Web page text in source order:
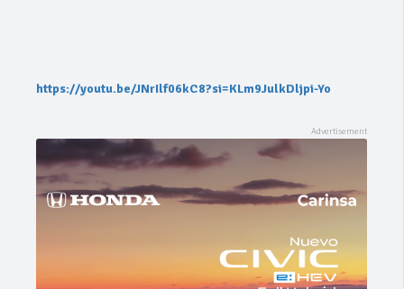
https://youtu.be/JNrIlf06kC8?si=KLm9JulkDljpi-Yo